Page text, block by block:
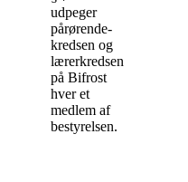
udpeger
pårørende-
kredsen og
lærerkredsen
på Bifrost
hver et
medlem af
bestyrelsen.